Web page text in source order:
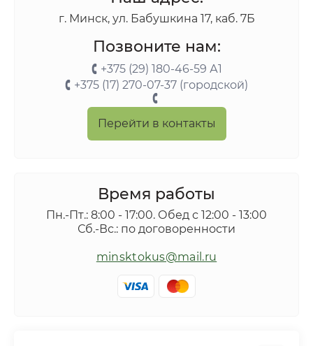
г. Минск, ул. Бабушкина 17, каб. 7Б
Позвоните нам:
+375 (29) 180-46-59 А1
+375 (17) 270-07-37 (городской)
Перейти в контакты
Время работы
Пн.-Пт.: 8:00 - 17:00. Обед с 12:00 - 13:00
Сб.-Вс.: по договоренности
minsktokus@mail.ru